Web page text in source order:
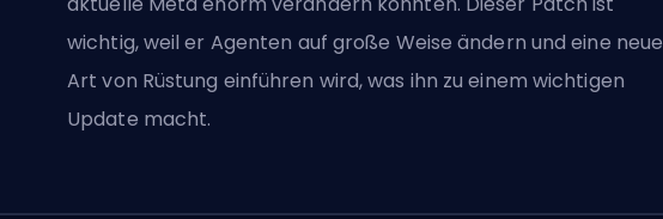
wichtig, weil er Agenten auf große Weise ändern und eine neue
Art von Rüstung einführen wird, was ihn zu einem wichtigen
Update macht.